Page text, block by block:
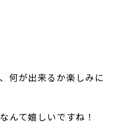
何が出来るか楽しみに
んて嬉しいですね！